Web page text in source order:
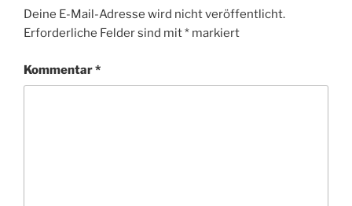
Deine E-Mail-Adresse wird nicht veröffentlicht.
Erforderliche Felder sind mit* markiert
Kommentar*